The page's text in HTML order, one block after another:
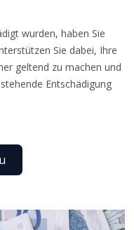
wurden, haben Sie
Sie dabei, Ihre
geltend zu machen und
Entschädigung